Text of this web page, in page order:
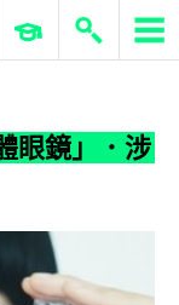
ERP 與商業 AI
眼鏡」．涉